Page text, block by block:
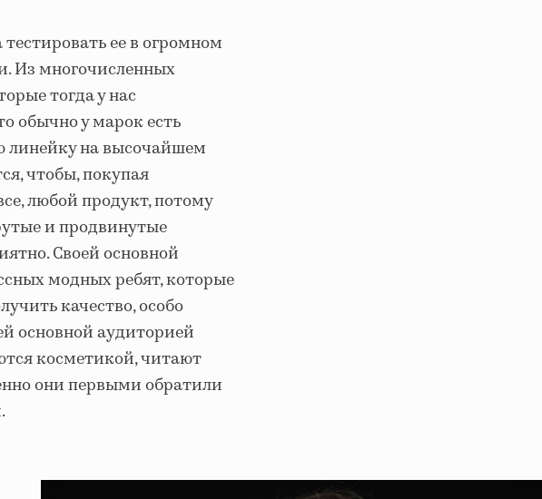
ее в огромном
Из многочисленных
тогда у нас
обычно у марок есть
линейку на высочайшем
чтобы, покупая
любой продукт, потому
и продвинутые
Своей основной
модных ребят, которые
качество, особо
основной аудиторией
косметикой, читают
они первыми обратили